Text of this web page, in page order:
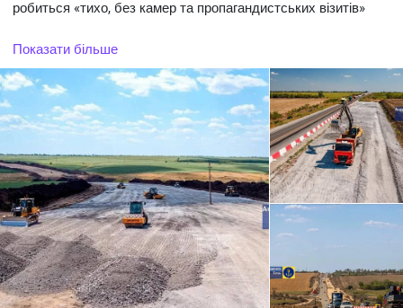
робиться «тихо, без камер та пропагандистських візитів»
Прокладання дороги прискорить перекидання сил, зменшить
час логістики та підготує місто для нових наступів.
#Новини_Україна #Новини_news_війна #Russian_Ukrainian
#News_Ukraine
#Новини_news #Ukrainian_news
Показати більше